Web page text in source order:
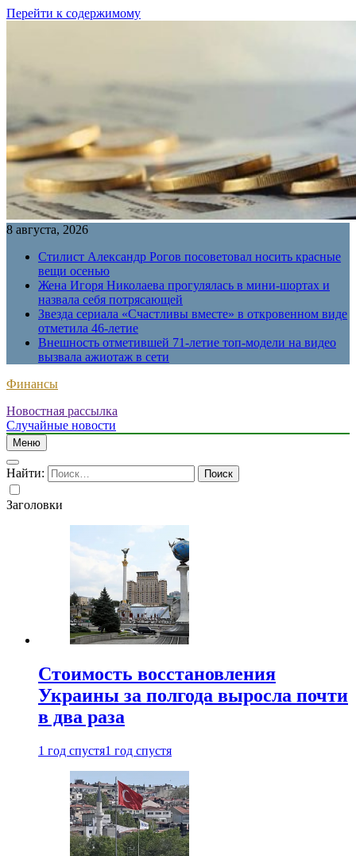
Перейти к содержимому
8 августа, 2026
Стилист Александр Рогов посоветовал носить красные
вещи осенью
Жена Игоря Николаева прогулялась в мини-шортах и
назвала себя потрясающей
Звезда сериала «Счастливы вместе» в откровенном виде
отметила 46-летие
Внешность отметившей 71-летие топ-модели на видео
вызвала ажиотаж в сети
Финансы
Новостная рассылка
Случайные новости
Меню
Найти:
Заголовки
Стоимость восстановления
Украины за полгода выросла почти
в два раза
1 год спустя1 год спустя